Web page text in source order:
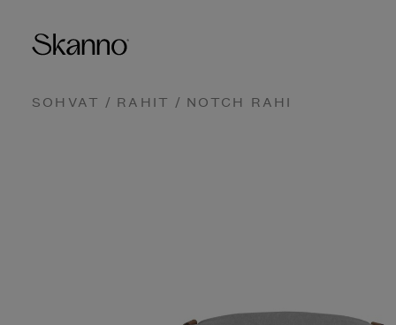
SOHVAT / RAHIT / NOTCH RAHI